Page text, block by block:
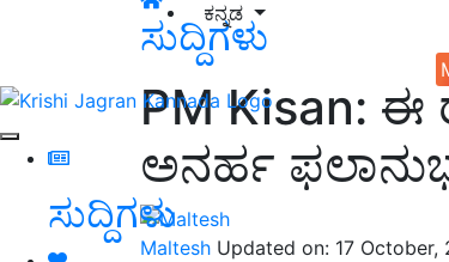
ಕನ್ನಡ
ಸುದ್ದಿಗಳು
ಸುದ್ದಿಗಳು
PM Kisan: ಈ
ಅನರ್ಹ
Maltesh Updated on: 17 October,